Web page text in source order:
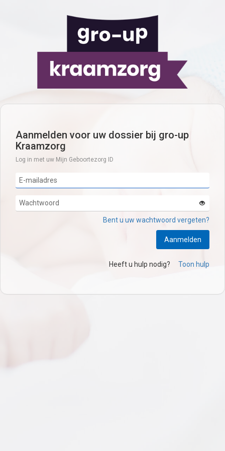
Aanmelden voor uw dossier bij gro-up
Kraamzorg
Log in met uw Mijn Geboortezorg ID
Bent u uw wachtwoord vergeten?
Aanmelden
Heeft u hulp nodig? Toon hulp